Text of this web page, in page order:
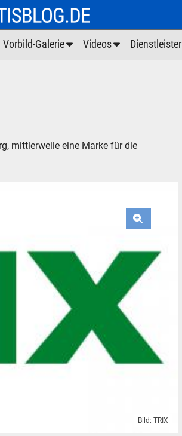
Vorbild-Galerie Videos Dienstleister
mittlerweile eine Marke für die
Bild: TRIX